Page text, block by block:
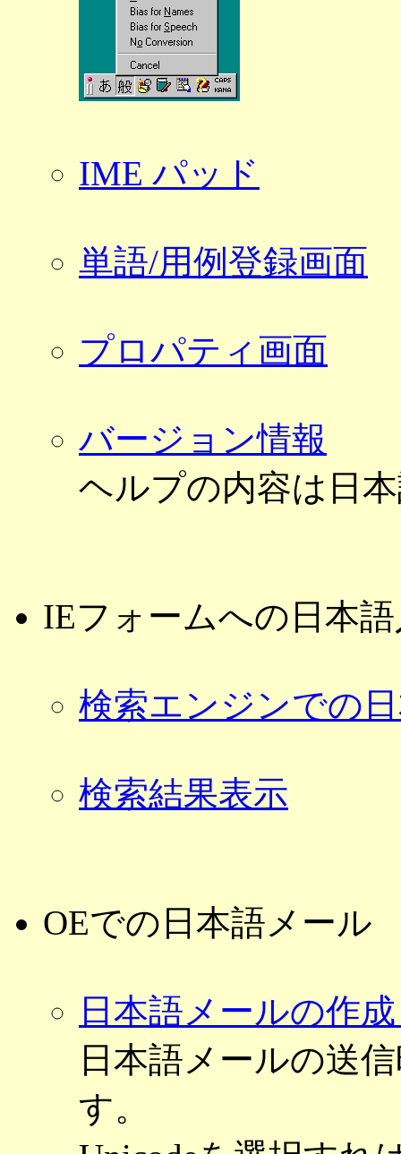
IME パッド
単語/用例登録画面
プロパティ画面
バージョン情報
ヘルプの内容は日
IEフォームへの日本
検索エンジンでの
検索結果表示
OEでの日本語メール
日本語メールの作
日本語メールの送
す。